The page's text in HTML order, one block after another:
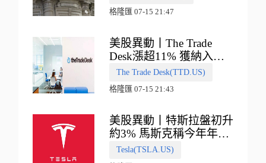
格隆匯 07-15 21:47
美股異動丨The Trade
Desk漲超11% 獲納入標
普500指數
The Trade Desk(TTD.US)
格隆匯 07-15 21:43
美股異動丨特斯拉盤初升
約3% 馬斯克稱今年年底
會有‘史詩級震撼’的演示
Tesla(TSLA.US)